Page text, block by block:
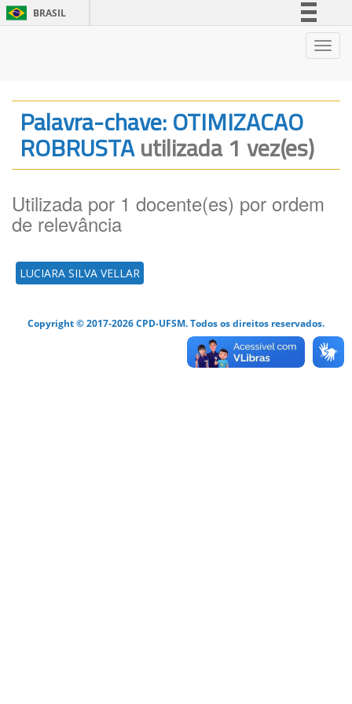
BRASIL
Legislação
Canais
Palavra-chave: OTIMIZACAO
ROBRUSTAutilizada 1 vez(es)
Utilizada por 1 docente(es) por ordem
de relevância
LUCIARA SILVA VELLAR
Copyright © 2017-2026 CPD-UFSM. Todos os direitos reservados.